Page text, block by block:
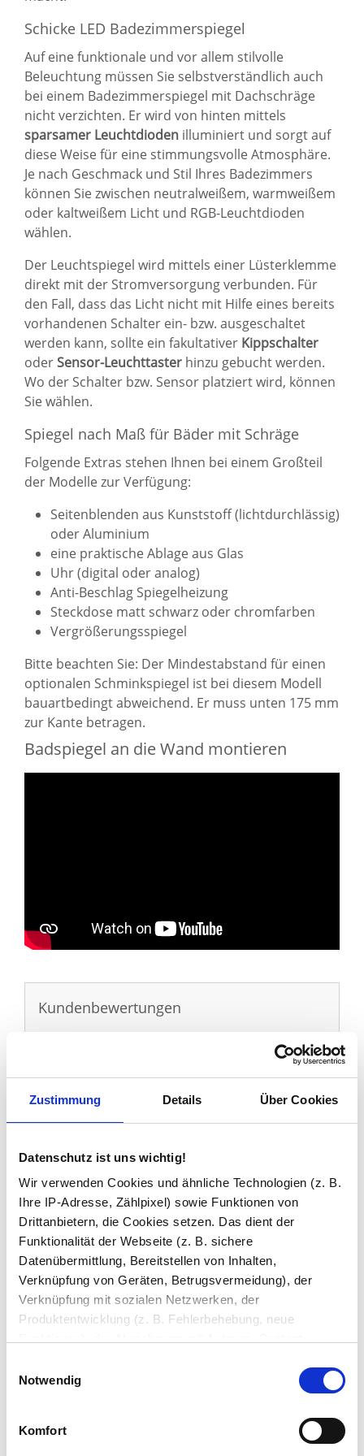
Zustimmung Details Über Cookies
Datenschutz ist uns wichtig!
Wir verwenden Cookies und ähnliche Technologien (z. B.
Ihre IP-Adresse, Zählpixel) sowie Funktionen von
Drittanbietern, die Cookies setzen. Das dient der
Funktionalität der Webseite (z. B. sichere
Datenübermittlung, Bereitstellen von Inhalten,
Verknüpfung von Geräten, Betrugsvermeidung), der
Verknüpfung mit sozialen Netzwerken, der
Produktentwicklung (z. B. Fehlerbehebung, neue
(z. B. Ladezeiten, personalisierte Inhalte,
Bereitstellung und Messen von Anzeigen, personalisierte
Anzeigen, Retargeting).
Notwendig
Komfort
Schicke LED Badezimmerspiegel
Auf eine funktionale und vor allem stilvolle
Beleuchtung müssen Sie selbstverständlich auch
bei einem Badezimmerspiegel mit Dachschräge
nicht verzichten. Er wird von hinten mittels
sparsamer Leuchtdioden illuminiert und sorgt auf
diese Weise für eine stimmungsvolle Atmosphäre.
Je nach Geschmack und Stil Ihres Badezimmers
können Sie zwischen neutralweißem, warmweißem
oder kaltweißem Licht und RGB-Leuchtdioden
wählen.
Der Leuchtspiegel wird mittels einer Lüsterklemme
direkt mit der Stromversorgung verbunden. Für
den Fall, dass das Licht nicht mit Hilfe eines bereits
vorhandenen Schalter ein- bzw. ausgeschaltet
werden kann, sollte ein fakultativer Kippschalter
oderSensor-Leuchttaster hinzu gebucht werden.
Wo der Schalter bzw. Sensor platziert wird, können
Sie wählen.
Spiegel nach Maß für Bäder mit Schräge
Folgende Extras stehen Ihnen bei einem Großteil
der Modelle zur Verfügung:
Seitenblenden aus Kunststoff (lichtdurchlässig)
oder Aluminium
eine praktische Ablage aus Glas
Uhr (digital oder analog)
Anti-Beschlag Spiegelheizung
Steckdose matt schwarz oder chromfarben
Vergrößerungsspiegel
Bitte beachten Sie: Der Mindestabstand für einen
optionalen Schminkspiegel ist bei diesem Modell
bauartbedingt abweichend. Er muss unten 175 mm
zur Kante betragen.
Badspiegel an die Wand montieren
Kundenbewertungen
2 Bewertungen
4 Sterne
0 (0%)
2 Sterne
0 (0%)
1 Stern
Anja Z.
17.11.2024
perfekt, ich hätte nicht erwartet dass das
so präzise kommt. Kein Spalt, kein